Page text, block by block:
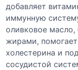
добавляет
иммунную
оливковое
жирами, помогает
холестерина и
сосудистой